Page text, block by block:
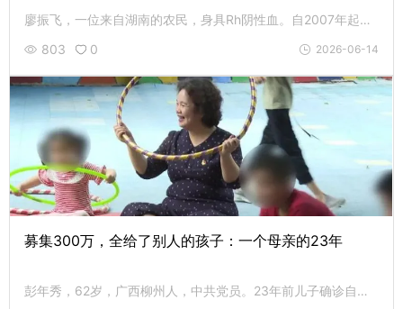
廖振飞，一位来自湖南的农民，身具Rh阴性血。自2007年起，他坚持无偿献血151次，累计近6万毫升，被人称为“熊猫大侠”，荣获全国无偿献血奉献奖金奖及“中国好人”等称号。廖振飞是单亲爸爸，没有固定工作，靠搬水泥、打零工维持生计。母亲年过八旬，是一位聋哑人士，儿子还在上学，生活非常艰辛，但这从未改变他行善的初心，那就是：“我的血，可以救很多人。”
803
0 2026-06-14
募集300万，全给了别人的孩子：一个母亲的23年
彭年秀，62岁，广西柳州人，中共党员。23年前儿子确诊自闭症后，她创办了柳州首家孤独症康复中心，帮助上千名“星星的孩子”学会开口说话，募集近300万元善款全部用于孩子。